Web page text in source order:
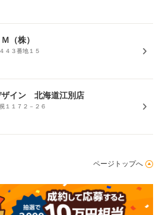
（株）
４３番地１５
ザイン 北海道江別店
１１７２－２６
ページトップへ